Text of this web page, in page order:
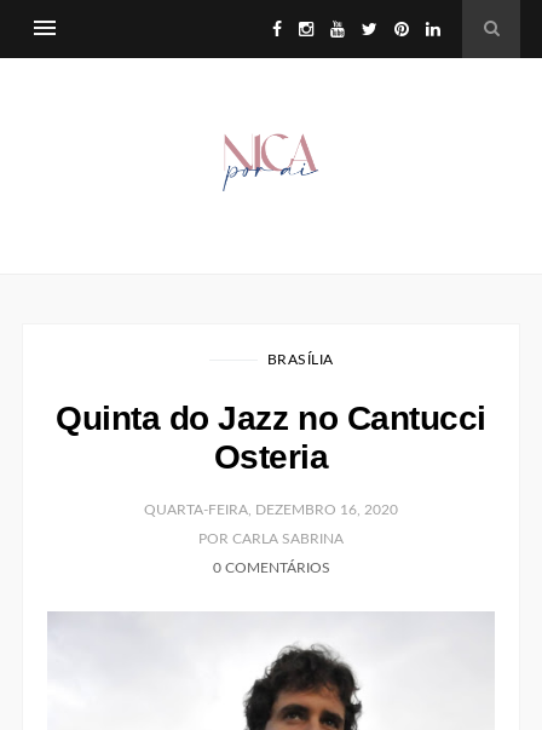
BRASÍLIA
Quinta do Jazz no Cantucci
Osteria
QUARTA-FEIRA, DEZEMBRO 16, 2020
POR CARLA SABRINA
0 COMENTÁRIOS